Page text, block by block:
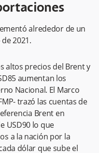
alrededor de un
2021.
altos precios del Brent y
aumentan los
Nacional. El Marco
trazó las cuentas de
Brent en
USD90 lo que
a la nación por la
dólar que sube el